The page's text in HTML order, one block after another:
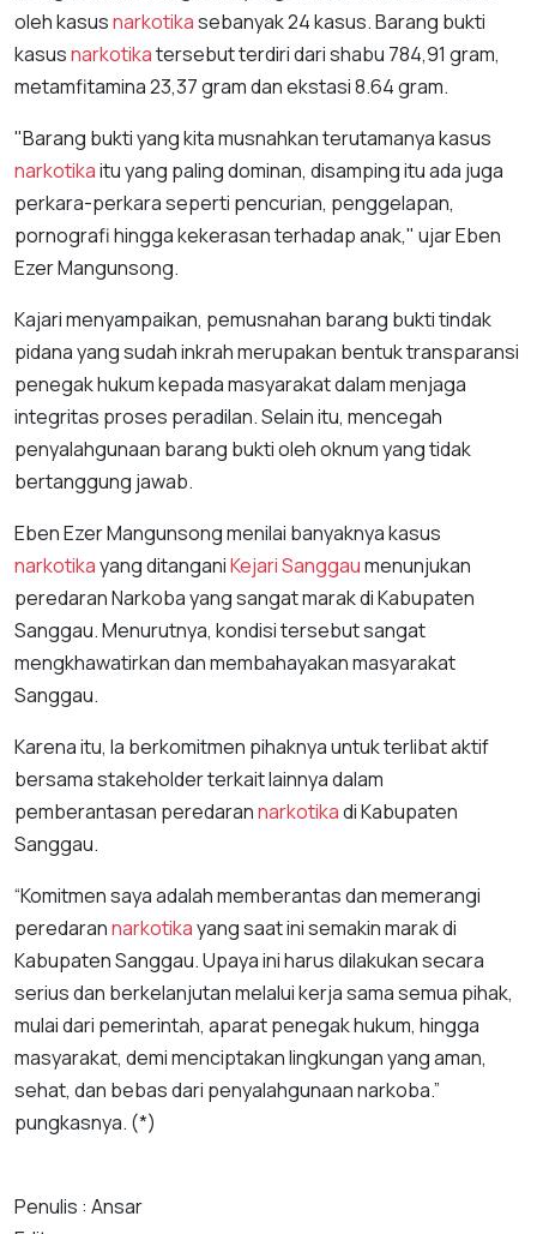
oleh kasusnarkotikasebanyak 24 kasus. Barang bukti
kasusnarkotikatersebut terdiri dari shabu 784,91 gram,
metamfitamina 23,37 gram dan ekstasi 8.64 gram.
"Barang bukti yang kita musnahkan terutamanya kasus
narkotikaitu yang paling dominan, disamping itu ada juga
perkara-perkara seperti pencurian, penggelapan,
pornografi hingga kekerasan terhadap anak," ujar Eben
Ezer Mangunsong.
Kajari menyampaikan, pemusnahan barang bukti tindak
pidana yang sudah inkrah merupakan bentuk transparansi
penegak hukum kepada masyarakat dalam menjaga
integritas proses peradilan. Selain itu, mencegah
penyalahgunaan barang bukti oleh oknum yang tidak
bertanggung jawab.
Eben Ezer Mangunsong menilai banyaknya kasus
narkotikayang ditanganiKejari Sanggaumenunjukan
peredaran Narkoba yang sangat marak di Kabupaten
Sanggau. Menurutnya, kondisi tersebut sangat
mengkhawatirkan dan membahayakan masyarakat
Sanggau.
Karena itu, Ia berkomitmen pihaknya untuk terlibat aktif
bersama stakeholder terkait lainnya dalam
pemberantasan peredarannarkotikadi Kabupaten
Sanggau.
“Komitmen saya adalah memberantas dan memerangi
peredarannarkotikayang saat ini semakin marak di
Kabupaten Sanggau. Upaya ini harus dilakukan secara
serius dan berkelanjutan melalui kerja sama semua pihak,
mulai dari pemerintah, aparat penegak hukum, hingga
masyarakat, demi menciptakan lingkungan yang aman,
sehat, dan bebas dari penyalahgunaan narkoba.”
pungkasnya. (*)
Penulis : Ansar